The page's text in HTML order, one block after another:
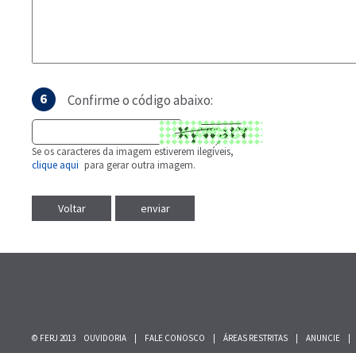
Confirme o código abaixo:
Se os caracteres da imagem estiverem ilegíveis,
clique aqui para gerar outra imagem.
Voltar
© FERJ 2013 OUVIDORIA FALE CONOSCO ÁREAS RESTRITAS ANUNCIE